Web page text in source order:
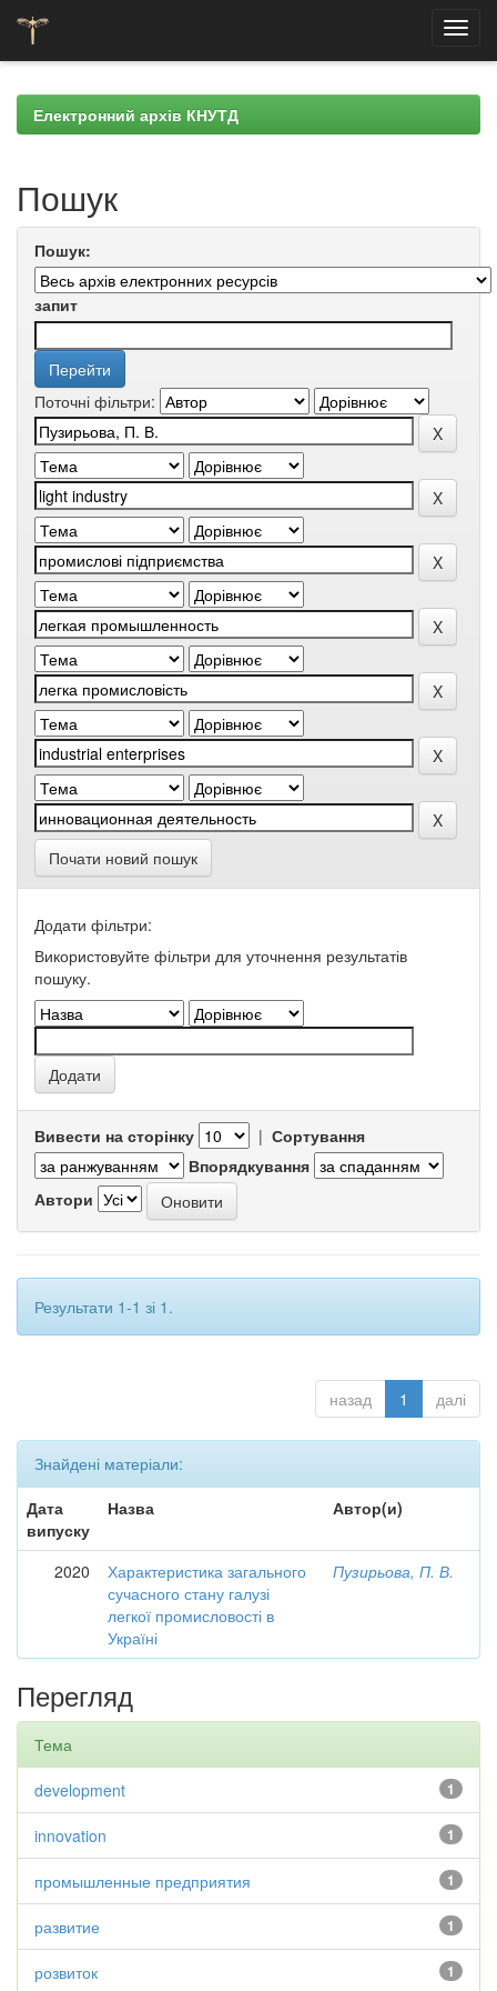
navigationЕлектронний архів КНУТД
Пошук
Пошук:
запит
Поточні фільтри:
Почати новий пошук
Додати фільтри:
Використовуйте фільтри для уточнення результатів
пошуку.
Вивести на сторінку | Сортування
Впорядкування
Автори
Результати 1-1 зі 1.
назад 1 далі
Знайдені матеріали:
Дата
випуску
Назва Автор(и)
2020
Характеристика загального
сучасного стану галузі
легкої промисловості в
Україні
Пузирьова, П. В.
Перегляд
Тема
1
development
1
innovation
1
промышленные предприятия
1
развитие
1
розвиток